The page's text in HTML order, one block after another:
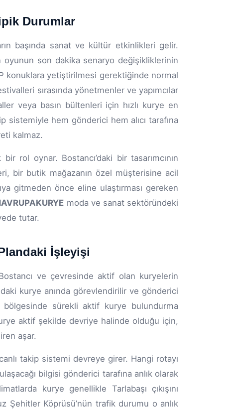
Durumlar
başında sanat ve kültür etkinlikleri gelir.
oyunun son dakika senaryo değişikliklerinin
konuklara yetiştirilmesi gerektiğinde normal
sırasında yönetmenler ve yapımcılar
veya basın bültenleri için hızlı kurye en
sistemiyle hem gönderici hem alıcı tarafına
kalmaz.
rol oynar. Bostancı’daki bir tasarımcının
bir butik mağazanın özel müşterisine acil
gitmeden önce eline ulaştırması gereken
moda ve sanat sektöründeki
tutar.
İşleyişi
ve çevresinde aktif olan kuryelerin
kurye anında görevlendirilir ve gönderici
bölgesinde sürekli aktif kurye bulundurma
aktif şekilde devriye halinde olduğu için,
aşar.
takip sistemi devreye girer. Hangi rotayı
bilgisi gönderici tarafına anlık olarak
kurye genellikle Tarlabaşı çıkışını
Şehitler Köprüsü’nün trafik durumu o anlık